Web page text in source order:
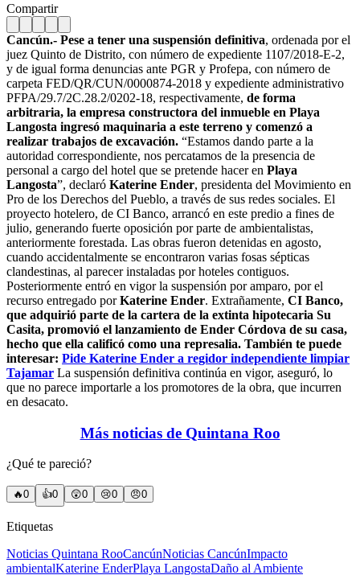
Compartir
Cancún.- Pese a tener una suspensión definitiva, ordenada por el
juez Quinto de Distrito, con número de expediente 1107/2018-E-2,
y de igual forma denuncias ante PGR y Profepa, con número de
carpeta FED/QR/CUN/0000874-2018 y expediente administrativo
PFPA/29.7/2C.28.2/0202-18, respectivamente, de forma
arbitraria, la empresa constructora del inmueble en Playa
Langosta ingresó maquinaria a este terreno y comenzó a
realizar trabajos de excavación. “Estamos dando parte a la
autoridad correspondiente, nos percatamos de la presencia de
personal a cargo del hotel que se pretende hacer en Playa
Langosta”, declaró Katerine Ender, presidenta del Movimiento en
Pro de los Derechos del Pueblo, a través de sus redes sociales. El
proyecto hotelero, de CI Banco, arrancó en este predio a fines de
julio, generando fuerte oposición por parte de ambientalistas,
anteriormente forestada. Las obras fueron detenidas en agosto,
cuando accidentalmente se encontraron varias fosas sépticas
clandestinas, al parecer instaladas por hoteles contiguos.
Posteriormente entró en vigor la suspensión por amparo, por el
recurso entregado porKaterine Ender. Extrañamente, CI Banco,
que adquirió parte de la cartera de la extinta hipotecaria Su
Casita, promovió el lanzamiento de Ender Córdova de su casa,
hecho que ella calificó como una represalia. También te puede
interesar: Pide Katerine Ender a regidor independiente limpiar
Tajamar La suspensión definitiva continúa en vigor, aseguró, lo
que no parece importarle a los promotores de la obra, que incurren
en desacato.
Más noticias de Quintana Roo
¿Qué te pareció?
🔥0 👍0 😲0 😢0 😠0
Etiquetas
Noticias Quintana RooCancúnNoticias CancúnImpacto
ambientalKaterine EnderPlaya LangostaDaño al Ambiente